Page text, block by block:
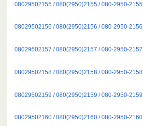
08029502155 / 080(2950)2155 / 080-2950-2155
08029502156 / 080(2950)2156 / 080-2950-2156
08029502157 / 080(2950)2157 / 080-2950-2157
08029502158 / 080(2950)2158 / 080-2950-2158
08029502159 / 080(2950)2159 / 080-2950-2159
08029502160 / 080(2950)2160 / 080-2950-2160